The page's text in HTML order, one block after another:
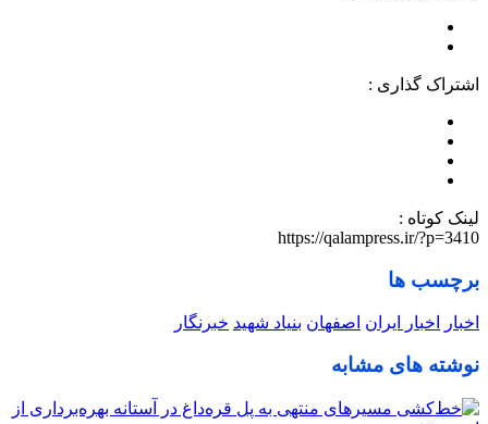
اشتراک گذاری :
لینک کوتاه :
https://qalampress.ir/?p=3410
برچسب ها
اخبار اخبار ایران اصفهان بنیاد شهید خبرنگار
نوشته های مشابه